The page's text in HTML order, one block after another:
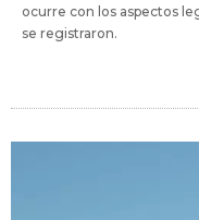
ocurre con los aspectos
se registraron.